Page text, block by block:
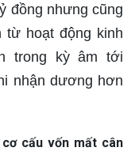
đồng nhưng cũng
từ hoạt động kinh
trong kỳ âm tới
nhận dương hơn
cấu vốn mất cân